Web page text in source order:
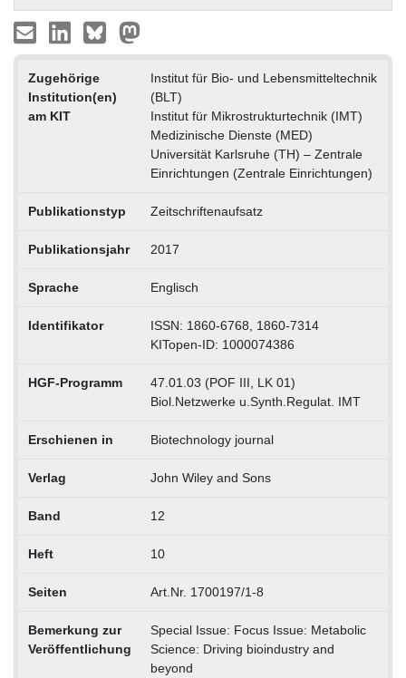
Zugehörige
Institution(en)
am KIT
Institut für Bio- und Lebensmitteltechnik
(BLT)
Institut für Mikrostrukturtechnik (IMT)
Medizinische Dienste (MED)
Universität Karlsruhe (TH) – Zentrale
Einrichtungen (Zentrale Einrichtungen)
Publikationstyp Zeitschriftenaufsatz
Publikationsjahr 2017
Sprache Englisch
Identifikator
ISSN: 1860-6768, 1860-7314
KITopen-ID: 1000074386
HGF-Programm
47.01.03 (POF III, LK 01)
Biol.Netzwerke u.Synth.Regulat. IMT
Erschienen in Biotechnology journal
Verlag John Wiley and Sons
Band 12
Heft 10
Seiten Art.Nr. 1700197/1-8
Bemerkung zur
Veröffentlichung
Special Issue: Focus Issue: Metabolic
Science: Driving bioindustry and
beyond